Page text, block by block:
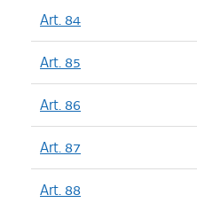
Art. 84
Art. 85
Art. 86
Art. 87
Art. 88